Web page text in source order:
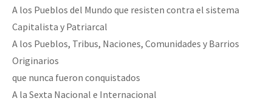
Audio
Fotorreportaje
Video
[25 abr – CDMX] Tokín por el CNI: 30 años de Resistencia y
A los Pueblos del Mundo que resisten contra el sistema
Capitalista y Patriarcal
A los Pueblos, Tribus, Naciones, Comunidades y Barrios
Originarios
que nunca fueron conquistados
A la Sexta Nacional e Internacional